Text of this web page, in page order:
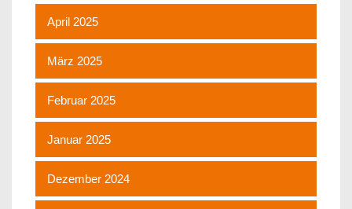
April 2025
März 2025
Februar 2025
Januar 2025
Dezember 2024